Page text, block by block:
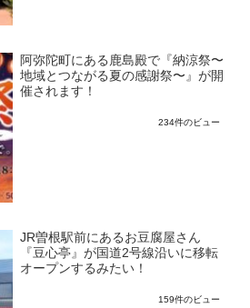
阿弥陀町にある鹿島殿で『納涼祭〜
地域とつながる夏の感謝祭〜』が開
催されます！
234件のビュー
JR曽根駅前にあるお豆腐屋さん
『豆心亭』が国道2号線沿いに移転
オープンするみたい！
159件のビュー